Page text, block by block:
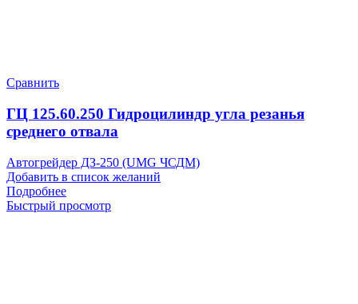
Сравнить
ГЦ 125.60.250 Гидроцилиндр угла резанья
среднего отвала
Автогрейдер ДЗ-250 (UMG ЧСДМ)
Добавить в список желаний
Подробнее
Быстрый просмотр